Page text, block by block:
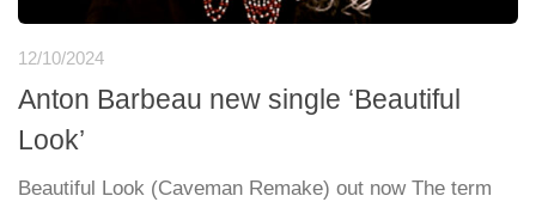
12/10/2024
Anton Barbeau new single ‘Beautiful
Look’
Beautiful Look (Caveman Remake) out now The term